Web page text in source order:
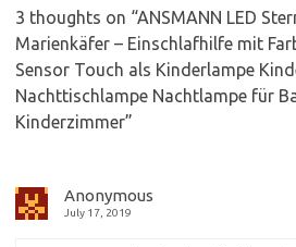
3 thoughts on “ANSMANN LED
Marienkäfer – Einschlafhilfe mit
Sensor Touch als Kinderlampe
Nachttischlampe Nachtlampe für
Kinderzimmer”
Anonymous
July 17, 2019